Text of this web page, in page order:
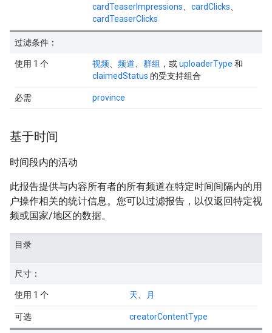
cardTeaserImpressions
cardClicks
cardTeaserClicks
过滤条件：
使用 1 个 视频 频道 群组 ，或uploaderType 和
claimedStatus 的受支持组合
必需 province
基于时间
时间段内的活动
此报告提供与内容所有者的所有频道在特定时间间隔内的用
户操作相关的统计信息。您可以过滤报告，以仅返回特定视
频或国家/地区的数据。
目录
尺寸：
使用 1 个 天 月
可选 creatorContentType